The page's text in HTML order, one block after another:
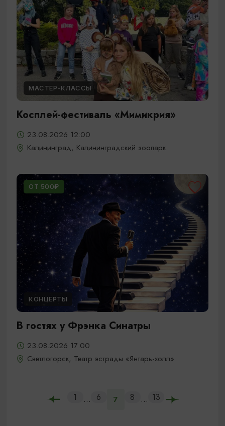
МАСТЕР-КЛАССЫ
Косплей-фестиваль «Мимикрия»
23.08.2026 12:00
Калининград, Калининградский зоопарк
ОТ 500₽
КОНЦЕРТЫ
В гостях у Фрэнка Синатры
23.08.2026 17:00
Светлогорск, Театр эстрады «Янтарь-холл»
1 ... 6 7 8 ... 13